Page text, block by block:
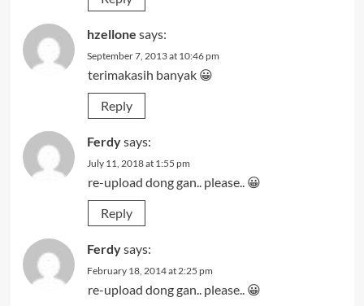
hzellone says:
September 7, 2013 at 10:46 pm
terimakasih banyak 😀
Reply
Ferdysays:
July 11, 2018 at 1:55 pm
re-upload dong gan.. please.. 😀
Reply
Ferdysays:
February 18, 2014 at 2:25 pm
re-upload dong gan.. please.. 😀